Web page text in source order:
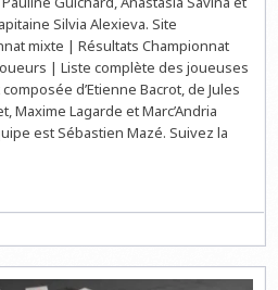
Silvia Alexieva. Site
mixte | Résultats Championnat
| Liste complète des joueuses
d’Etienne Bacrot, de Jules
Maxime Lagarde et Marc’Andria
est Sébastien Mazé. Suivez la